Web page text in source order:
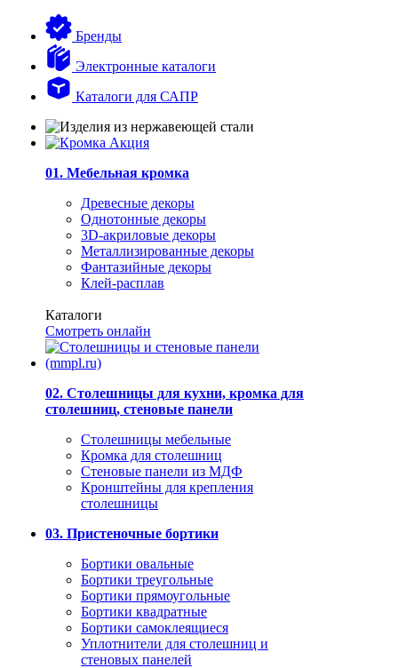
Бренды
Электронные каталоги
Каталоги для САПР
01. Мебельная кромка
Древесные декоры
Однотонные декоры
3D-акриловые декоры
Металлизированные декоры
Фантазийные декоры
Клей-расплав
Каталоги
Смотреть онлайн
02. Столешницы для кухни, кромка для
столешниц, стеновые панели
Столешницы мебельные
Кромка для столешниц
Стеновые панели из МДФ
Кронштейны для крепления
столешницы
03. Пристеночные бортики
Бортики овальные
Бортики треугольные
Бортики прямоугольные
Бортики квадратные
Бортики самоклеящиеся
Уплотнители для столешниц и
стеновых панелей